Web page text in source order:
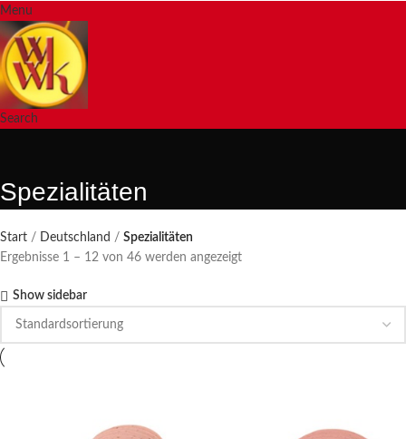
Menu
Search
Spezialitäten
Start Deutschland
Spezialitäten
Ergebnisse 1 – 12 von 46 werden angezeigt
Show sidebar